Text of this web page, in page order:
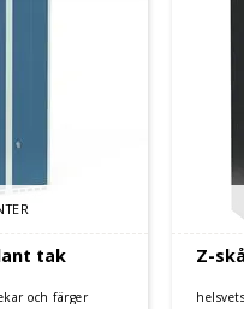
tak
och färger
Z-